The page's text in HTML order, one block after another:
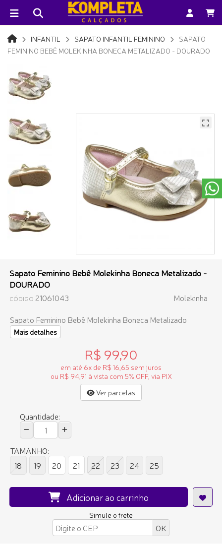
INFANTIL SAPATO INFANTIL FEMININO
SAPATO
FEMININO BEBÊ MOLEKINHA BONECA METALIZADO - DOURADO
Sapato Feminino Bebê Molekinha Boneca Metalizado -
DOURADO
CÓDIGO 21061043
Molekinha
Sapato Feminino Bebê Molekinha Boneca Metalizado
Mais detalhes
R$ 99,90
em até 6x de R$ 16,65 sem juros
ou R$ 94,91 à vista com 5% OFF, via PIX
Ver parcelas
Quantidade:
TAMANHO:
18
19 20 21 22 23 24 25
Adicionar ao carrinho
Simule o frete